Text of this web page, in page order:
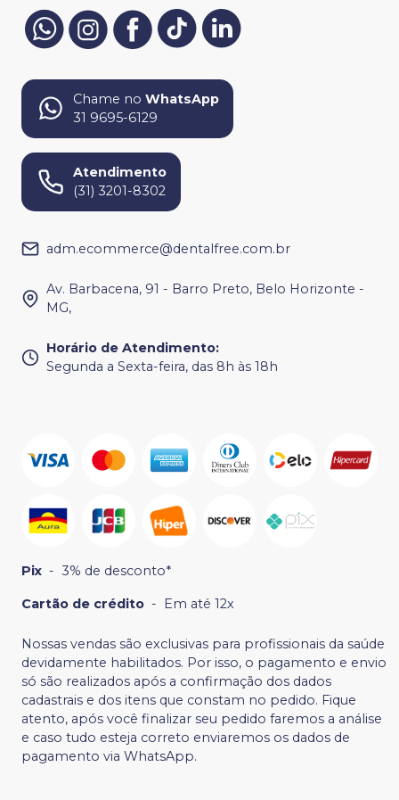
Chame no WhatsApp
31 9695-6129
Atendimento
(31) 3201-8302
adm.ecommerce@dentalfree.com.br
Av. Barbacena, 91 - Barro Preto, Belo Horizonte -
MG,
Horário de Atendimento:
Segunda a Sexta-feira, das 8h às 18h
Pix - 3% de desconto*
Cartão de crédito - Em até 12x
Nossas vendas são exclusivas para profissionais da saúde
devidamente habilitados. Por isso, o pagamento e envio
só são realizados após a confirmação dos dados
cadastrais e dos itens que constam no pedido. Fique
atento, após você finalizar seu pedido faremos a análise
e caso tudo esteja correto enviaremos os dados de
pagamento via WhatsApp.